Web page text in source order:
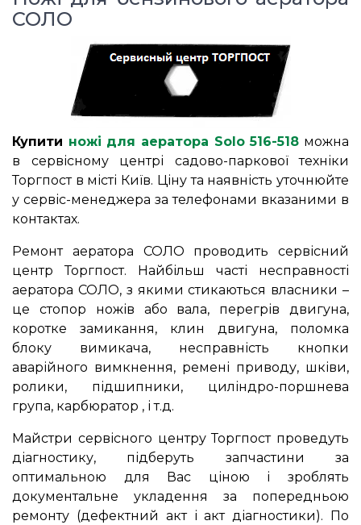
СОЛО
Купити ножі для аератора Solo 516-518 можна
в сервісному центрі садово-паркової техніки
Торгпост в місті Київ. Ціну та наявність уточнюйте
у сервіс-менеджера за телефонами вказаними в
контактах.
Ремонт аератора СОЛО проводить сервісний
центр Торгпост. Найбільш часті несправності
аератора СОЛО, з якими стикаються власники –
це стопор ножів або вала, перегрів двигуна,
коротке замикання, клин двигуна, поломка
блоку вимикача, несправність кнопки
аварійного вимкнення, ремені приводу, шківи,
ролики, підшипники, циліндро-поршнева
група, карбюратор , і т.д.
Майстри сервісного центру Торгпост проведуть
діагностику, підберуть запчастини за
оптимальною для Вас ціною і зроблять
документальне укладення за попередньою
ремонту (дефектний акт і акт діагностики). По